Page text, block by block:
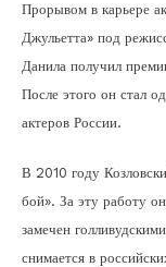
Прорывом в карьере
Джульетта» под
Данила получил
После этого он стал
актеров России.
В 2010 году
бой». За эту работу
замечен
снимается в